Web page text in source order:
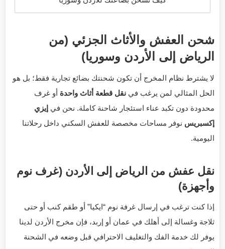
شحن العفش والأثاث الجزئي (من
الرياض إلى الأردن وسوريا)
لا يشترط نظام المخرج أن تكون شحنتك بضائع تجارية فقط؛ بل هو
الحل المثالي لمن يرغب في نقل قطعة أثاث واحدة أو غرف
محدودة دون تكبد عناء استئجار شاحنة كاملة. نحن في إيزي
إكسبريس نوفر مساحات مخصصة للعفش السكني داخل رحلاتنا
اليومية.
نقل عفش من الرياض إلى الأردن (غرف نوم
وأجهزة)
إذا كنت ترغب في إرسال غرفة نوم “ايكيا” أو طقم كنب أو حتى
ثلاجة وغسالة إلى أهلك في عمان أو إربد، فإن مخرج الأردن لدينا
يوفر لك خدمة الفك والتغليف الاحترافي قبل وضعه في الشحنة